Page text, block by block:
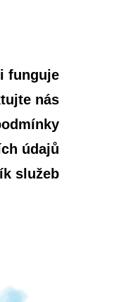
funguje
nás
údajů
služeb